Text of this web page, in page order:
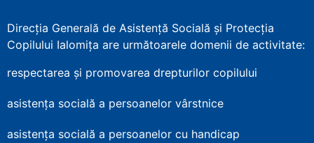
Direcția Generală de Asistență Socială și Protecția
Copilului Ialomița are următoarele domenii de activitate:
respectarea și promovarea drepturilor copilului
asistența socială a persoanelor vârstnice
asistența socială a persoanelor cu handicap